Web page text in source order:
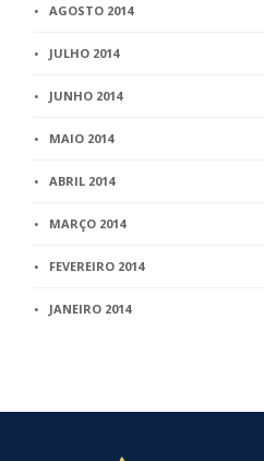
AGOSTO 2014
JULHO 2014
JUNHO 2014
MAIO 2014
ABRIL 2014
MARÇO 2014
FEVEREIRO 2014
JANEIRO 2014